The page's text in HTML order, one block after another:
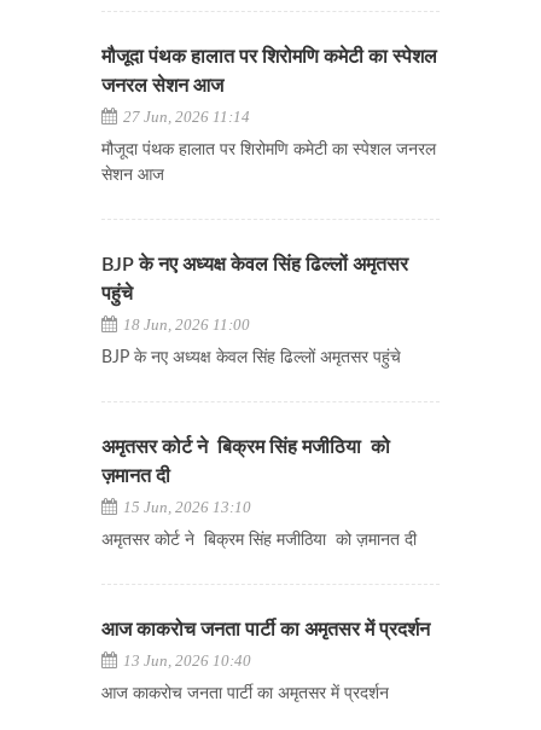
मौजूदा पंथक हालात पर शिरोमणि कमेटी का स्पेशल
जनरल सेशन आज
27 Jun, 2026 11:14
मौजूदा पंथक हालात पर शिरोमणि कमेटी का स्पेशल जनरल
सेशन आज
BJP के नए अध्यक्ष केवल सिंह ढिल्लों अमृतसर
पहुंचे
18 Jun, 2026 11:00
BJP के नए अध्यक्ष केवल सिंह ढिल्लों अमृतसर पहुंचे
अमृतसर कोर्ट ने बिक्रम सिंह मजीठिया को
ज़मानत दी
15 Jun, 2026 13:10
अमृतसर कोर्ट ने बिक्रम सिंह मजीठिया को ज़मानत दी
आज काकरोच जनता पार्टी का अमृतसर में प्रदर्शन
13 Jun, 2026 10:40
आज काकरोच जनता पार्टी का अमृतसर में प्रदर्शन